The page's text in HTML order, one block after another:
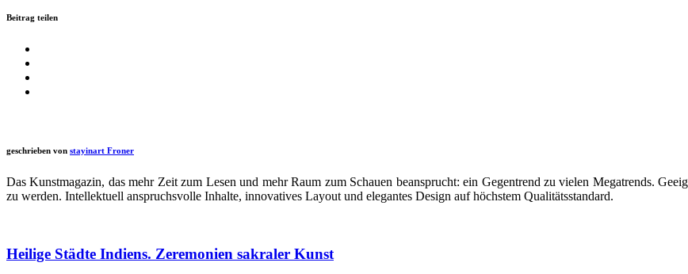
Beitrag teilen
geschrieben von stayinart Froner
Das Kunstmagazin, das mehr Zeit zum Lesen und mehr Raum zum Schauen beansprucht: ein Gegentrend zu vielen Megatrends.
zu werden. Intellektuell anspruchsvolle Inhalte, innovatives Layout und elegantes Design auf höchstem Qualitätsstandard.
Heilige Städte Indiens. Zeremonien sakraler Kunst